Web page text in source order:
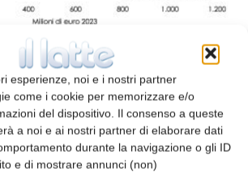
esperienze, noi e i nostri partner
come i cookie per memorizzare e/o
del dispositivo. Il consenso a queste
a noi e ai nostri partner di elaborare dati
durante la navigazione o gli ID
e di mostrare annunci (non)
Intesa Sanpaolo: male
2024